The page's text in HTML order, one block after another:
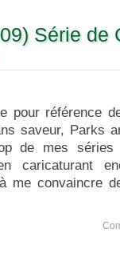
Série de
pour référence
saveur, Parks
de mes séries
caricaturant
me convaincre